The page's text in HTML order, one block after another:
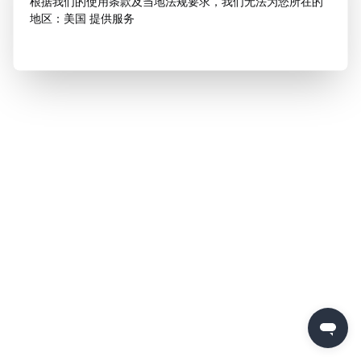
地区：美国 提供服务